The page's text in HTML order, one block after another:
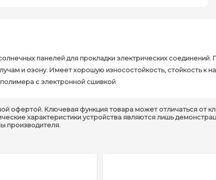
панелей для прокладки электрических
и озону. Имеет хорошую износостойкость, стойкость к
с электронной сшивкой
офертой. Ключевая функция товара может отличаться от
характеристики устройства являются лишь
производителя.